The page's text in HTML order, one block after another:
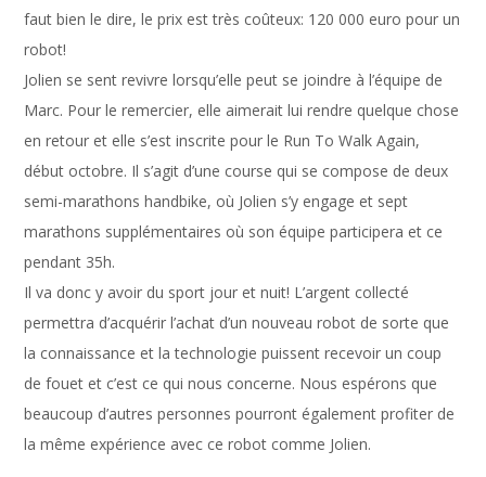
faut bien le dire, le prix est très coûteux: 120 000 euro pour un
robot!
Jolien se sent revivre lorsqu’elle peut se joindre à l’équipe de
Marc. Pour le remercier, elle aimerait lui rendre quelque chose
en retour et elle s’est inscrite pour le Run To Walk Again,
début octobre. Il s’agit d’une course qui se compose de deux
semi-marathons handbike, où Jolien s’y engage et sept
marathons supplémentaires où son équipe participera et ce
pendant 35h.
Il va donc y avoir du sport jour et nuit! L’argent collecté
permettra d’acquérir l’achat d’un nouveau robot de sorte que
la connaissance et la technologie puissent recevoir un coup
de fouet et c’est ce qui nous concerne. Nous espérons que
beaucoup d’autres personnes pourront également profiter de
la même expérience avec ce robot comme Jolien.